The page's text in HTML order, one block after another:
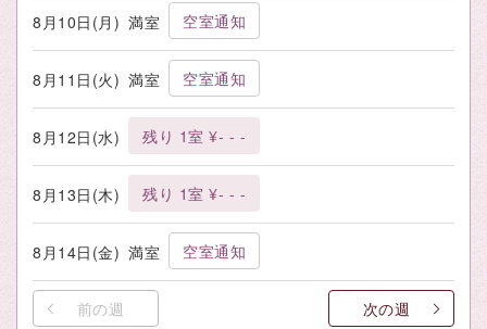
8月10日(月) 満室 空室通知
8月11日(火) 満室 空室通知
8月12日(水) 残り 1室 ¥- - -
8月13日(木) 残り 1室 ¥- - -
8月14日(金) 満室 空室通知
前の週 次の週